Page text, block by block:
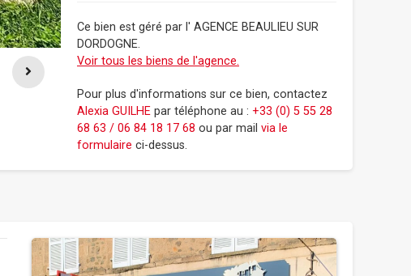
Ce bien est géré par l' AGENCE BEAULIEU SUR
DORDOGNE.
Voir tous les biens de l'agence.
Pour plus d'informations sur ce bien, contactez
Alexia GUILHE par téléphone au : +33 (0) 5 55 28
68 63 / 06 84 18 17 68 ou par mail via le
formulaire ci-dessus.